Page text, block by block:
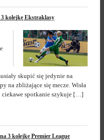
kolejkę Ekstraklasy
skupić się jedynie na
na zbliżające się mecze. Wisła
ciekawe spotkanie szykuje […]
3 kolejkę Premier League